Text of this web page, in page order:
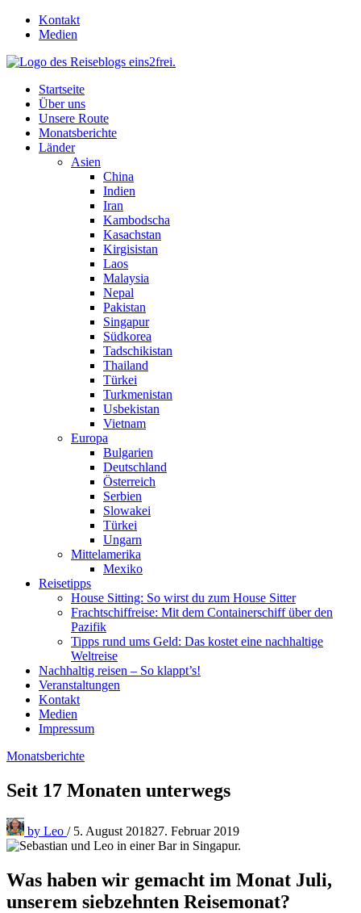
Skip
Kontakt
Medien
Startseite
Über uns
Unsere Route
Monatsberichte
Länder
Asien
China
Indien
Iran
Kambodscha
Kasachstan
Kirgisistan
Laos
Malaysia
Nepal
Pakistan
Singapur
Südkorea
Tadschikistan
Thailand
Türkei
Turkmenistan
Usbekistan
Vietnam
Europa
Bulgarien
Deutschland
Österreich
Serbien
Slowakei
Türkei
Ungarn
Mittelamerika
Mexiko
Reisetipps
House Sitting: So wirst du zum House Sitter
Frachtschiffreise: Mit dem Containerschiff über den
Pazifik
Tipps rund ums Geld: Das kostet eine nachhaltige
Weltreise
Nachhaltig reisen – So klappt’s!
Veranstaltungen
Kontakt
Medien
Impressum
Monatsberichte
Seit 17 Monaten unterwegs
by Leo / 5. August 201827. Februar 2019
Was haben wir gemacht im Monat Juli,
unserem siebzehnten Reisemonat?